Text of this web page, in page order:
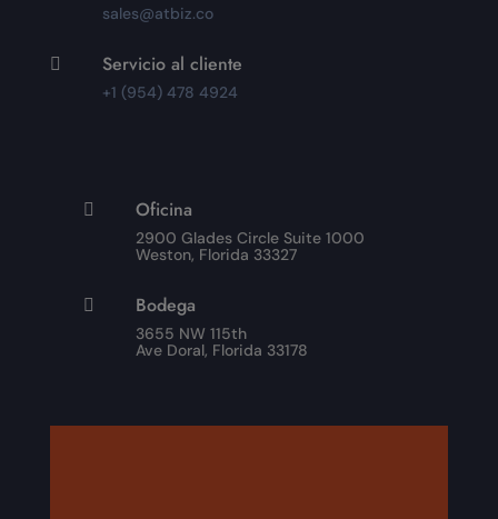
sales@atbiz.co
 Servicio al cliente
+1 (954) 478 4924
 Oficina
2900 Glades Circle Suite 1000
Weston, Florida 33327
 Bodega
3655 NW 115th
Ave Doral, Florida 33178